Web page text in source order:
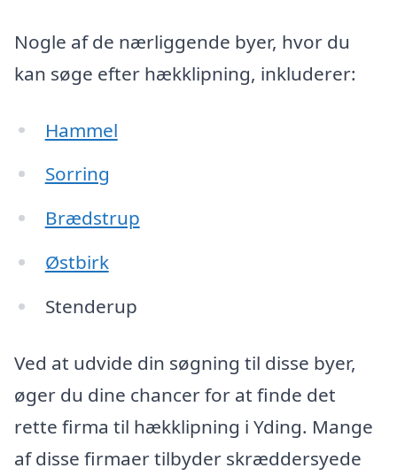
Nogle af de nærliggende byer, hvor du
kan søge efter hækklipning, inkluderer:
Hammel
Sorring
Brædstrup
Østbirk
Stenderup
Ved at udvide din søgning til disse byer,
øger du dine chancer for at finde det
rette firma til hækklipning i Yding. Mange
af disse firmaer tilbyder skræddersyede